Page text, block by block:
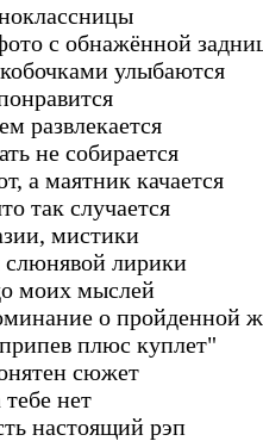
с обнажённой
улыбаются
развлекается
не собирается
а маятник качается
так случается
мистики
лирики
моих мыслей
о пройденной
плюс куплет"
сюжет
нет
настоящий рэп